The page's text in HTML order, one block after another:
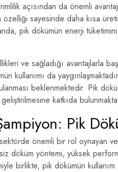
açısından da önemli
özelliği sayesinde daha kısa
pik dökümün enerji
ve sağladığı avantajlarla
kullanımı da
beklenmektedir. Pik
katkıda
Pik
önemli bir rol oynayan
döküm yöntemi, yüksek
birlikte, pik dökümün